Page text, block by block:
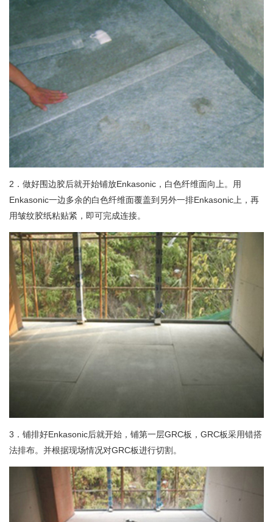
2．做好围边胶后就开始铺放Enkasonic，白色纤维面向上。用
Enkasonic一边多余的白色纤维面覆盖到另外一排Enkasonic上，再
用皱纹胶纸粘贴紧，即可完成连接。
3．铺排好Enkasonic后就开始，铺第一层GRC板，GRC板采用错搭
法排布。并根据现场情况对GRC板进行切割。